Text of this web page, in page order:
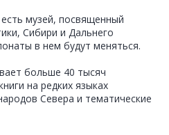
музей, посвященный
Сибири и Дальнего
в нем будут меняться.
больше 40 тысяч
на редких языках
Севера и тематические